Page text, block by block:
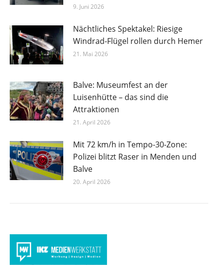
9. Juni 2026
Nächtliches Spektakel: Riesige
Windrad-Flügel rollen durch Hemer
21. Mai 2026
Balve: Museumfest an der
Luisenhütte – das sind die
Attraktionen
21. April 2026
Mit 72 km/h in Tempo-30-Zone:
Polizei blitzt Raser in Menden und
Balve
20. April 2026